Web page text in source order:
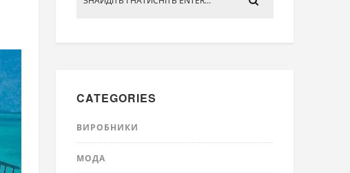
CATEGORIES
ВИРОБНИКИ
МОДА